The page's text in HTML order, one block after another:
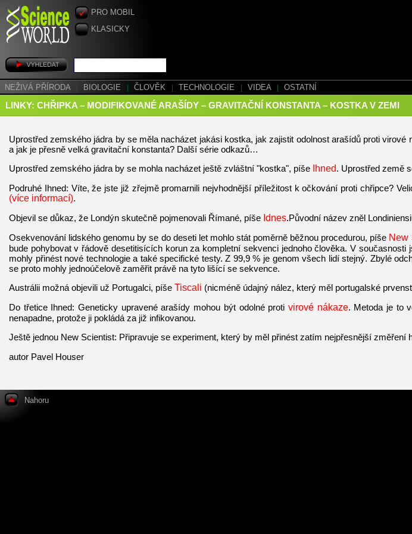
PRO MOBIL
KLASICKY
NEŽIVÁ PŘÍRODA BIOLOGIE ČLOVĚK TECHNOLOGIE VIDEA OSTATNÍ
LINKY: CHŘIPKA – MODIFIKOVANÉ ARAŠÍDY – GRAVITAČNÍ KONSTANTA – KOSTKA V ZEMI
Uprostřed zemského jádra by se měla nacházet jakási kostka, jak zajistit odolnost arašídů proti
a jak je přesně velká gravitační konstanta? Další série odkazů…
Uprostřed zemského jádra by se mohla nacházet ještě zvláštní "kostka", píše Ihned. Uprostřed země
Podruhé Ihned: Víte, že jste již zřejmě promarnili nejvhodnější příležitost k očkování proti chřipce?
(více informací).
Objevil se důkaz, že Londýn skutečně pojmenovali Římané, píše Idnes.Původní název zněl
Osekvenování lidského genomu by se do deseti let mohlo stát poměrně běžnou procedurou, píše New
bude pohybovat v řádově desetitisících korun za kompletní sekvenci jednoho člověka. V
mohly přinést nové technologie a také specifické testy. Z 99,9 % je genom všech lidí stejný. Zbylé
se proto mohly jednoúčelově zaměřit právě na tyto lišící se sekvence.
Austrálii možná objevili už Portugalci, píše Tiscali (nicméně údajný nález, který měl portugalské
Do třetice Ihned: Geneticky upravené arašídy mohou být odolné proti virové nákaze. Metoda je to
nenapadne, protože ji pokládá za již infikovanou.
Ještě jednou New Scientist: Připravuje se experiment, který by měl přinést zatím nejpřesnější změření
autor Pavel Houser
Nahoru